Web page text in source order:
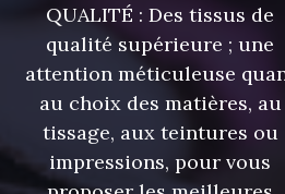
QUALITÉ : Des tissus de
qualité supérieure ; une
attention méticuleuse
au choix des matières, au
tissage, aux teintures ou
impressions, pour vous